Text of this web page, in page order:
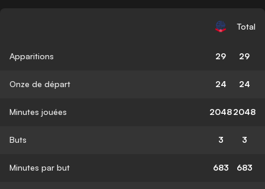
Total
Apparitions 29 29
Onze de départ 24 24
Minutes jouées 20482048
Buts 3 3
Minutes par but 683 683